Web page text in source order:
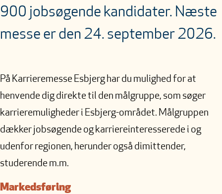
900 jobsøgende kandidater. Næste
messe er den 24. september 2026.
På Karrieremesse Esbjerg har du mulighed for at
henvende dig direkte til den målgruppe, som søger
karrieremuligheder i Esbjerg-området. Målgruppen
dækker jobsøgende og karriereinteresserede i og
udenfor regionen, herunder også dimittender,
studerende m.m.
Markedsføring